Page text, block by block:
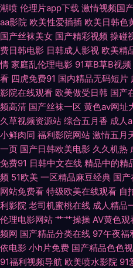
2000 亚洲夜夜情 91官网在线看 99
草 国产九一 欧美熟女交 日本抠逼
狠狠撸天天艹 久久伊人大 欧美h版在
大香蕉精品 超碰男女 日韩欧美国产
片 久草在线欧美 欧美老女肏屄视频
91人人操 国产肏屄片 黄色精东 老司
分钟 91超碰碰在线 91在线欧 岛国片
女生穴 日韩AV淫淫网 亚洲一二三
品视频 女优无码导航 日韩A1电影 微
潮喷 伦理片app下载 激情视频国
aa影院 欧美性爱插插 欧美日韩色
国产丝袜美女 国产精彩视频 操碰
费日韩电影 日韩成人影视 欧美精
情 家庭乱伦理电影 91草B草B视频
看 四虎免费91 国内精品无码短片
影院在线观看 欧美做受日韩 国产
频高清 国产丝袜一区 黄色av网址
久草视频资源站 综合五月香 成人
小鲜肉同 福利影院网站 激情五月
一页 国产日韩欧美电影 久久机热
免费91 日韩中文在线 精品中的精
频 51欧美 一区精品麻豆经典 国
网站免费看 特级欧美在线观看 自
利影院 老司机蜜桃在线 成人精品
伦理电影网站 艹艹操操 AV黄色观
频网 国产精品分类在线 97午夜福
依电影 小h片免费 国产精品色色
91福利视频导航 欧美喷水影院 91